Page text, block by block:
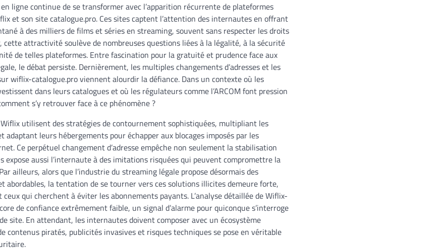
ligne continue de se transformer avec l’apparition récurrente de plateformes
et son site catalogue.pro. Ces sites captent l’attention des internautes en offrant
à des milliers de films et séries en streaming, souvent sans respecter les droits
cette attractivité soulève de nombreuses questions liées à la légalité, à la sécurité
de telles plateformes. Entre fascination pour la gratuité et prudence face aux
le débat persiste. Dernièrement, les multiples changements d’adresses et les
wiflix-catalogue.pro viennent alourdir la défiance. Dans un contexte où les
dans leurs catalogues et où les régulateurs comme l’ARCOM font pression
s’y retrouver face à ce phénomène ?
utilisent des stratégies de contournement sophistiquées, multipliant les
adaptant leurs hébergements pour échapper aux blocages imposés par les
Ce perpétuel changement d’adresse empêche non seulement la stabilisation
expose aussi l’internaute à des imitations risquées qui peuvent compromettre la
ailleurs, alors que l’industrie du streaming légale propose désormais des
abordables, la tentation de se tourner vers ces solutions illicites demeure forte,
qui cherchent à éviter les abonnements payants. L’analyse détaillée de Wiflix-
de confiance extrêmement faible, un signal d’alarme pour quiconque s’interroge
site. En attendant, les internautes doivent composer avec un écosystème
contenus piratés, publicités invasives et risques techniques se pose en véritable